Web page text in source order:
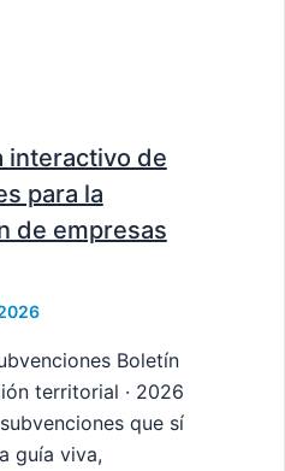
interactivo de
para la
de empresas
Boletín
territorial · 2026
que sí
guía viva,